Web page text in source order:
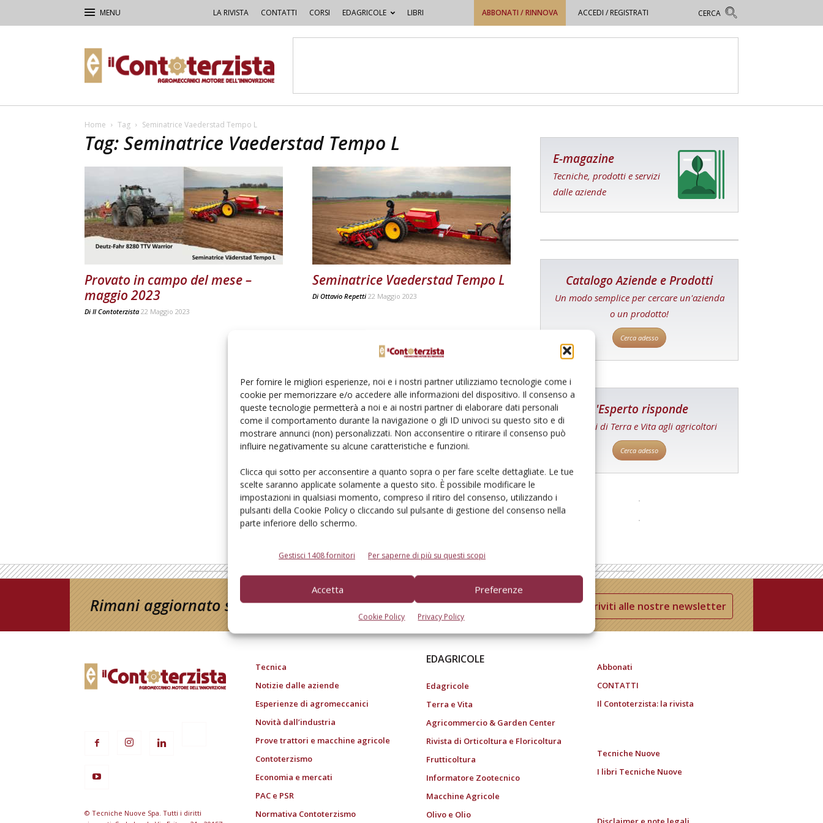
Per fornire le migliori esperienze, noi e i nostri partner utilizziamo tecnologie come i
cookie per memorizzare e/o accedere alle informazioni del dispositivo. Il consenso a
queste tecnologie permetterà a noi e ai nostri partner di elaborare dati personali
come il comportamento durante la navigazione o gli ID univoci su questo sito e di
mostrare annunci (non) personalizzati. Non acconsentire o ritirare il consenso può
influire negativamente su alcune caratteristiche e funzioni.
Clicca qui sotto per acconsentire a quanto sopra o per fare scelte dettagliate. Le tue
scelte saranno applicate solamente a questo sito. È possibile modificare le
impostazioni in qualsiasi momento, compreso il ritiro del consenso, utilizzando i
pulsanti della Cookie Policy o cliccando sul pulsante di gestione del consenso nella
parte inferiore dello schermo.
Gestisci 1408 fornitori Per saperne di più su questi scopi
Accetta Preferenze
Cookie Policy Privacy Policy
LA RIVISTA CONTATTI CORSI EDAGRICOLE LIBRI ABBONATI / RINNOVA ACCEDI / REGISTRATI
Contoterzista
Home Tag Seminatrice Vaederstad Tempo L
Tag: Seminatrice Vaederstad Tempo L
Provato in campo del mese –
maggio 2023
Di Il Contoterzista 22 Maggio 2023
Seminatrice Vaederstad Tempo L
Di Ottavio Repetti 22 Maggio 2023
E-magazine
Tecniche, prodotti e servizi
dalle aziende
Catalogo Aziende e Prodotti
Un modo semplice per cercare un'azienda
o un prodotto!
Cerca adesso
L'Esperto risponde
I consigli di Terra e Vita agli agricoltori
Cerca adesso
Rimani aggiornato sul mondo dell’agricoltura Iscriviti alle nostre newsletter
© Tecniche Nuove Spa. Tutti i diritti
Tecnica
Notizie dalle aziende
Esperienze di agromeccanici
Novità dall’industria
Prove trattori e macchine agricole
Contoterzismo
Economia e mercati
PAC e PSR
Normativa Contoterzismo
EDAGRICOLE
Edagricole
Terra e Vita
Agricommercio & Garden Center
Rivista di Orticoltura e Floricoltura
Frutticoltura
Informatore Zootecnico
Macchine Agricole
Olivo e Olio
Abbonati
CONTATTI
Il Contoterzista: la rivista
Tecniche Nuove
I libri Tecniche Nuove